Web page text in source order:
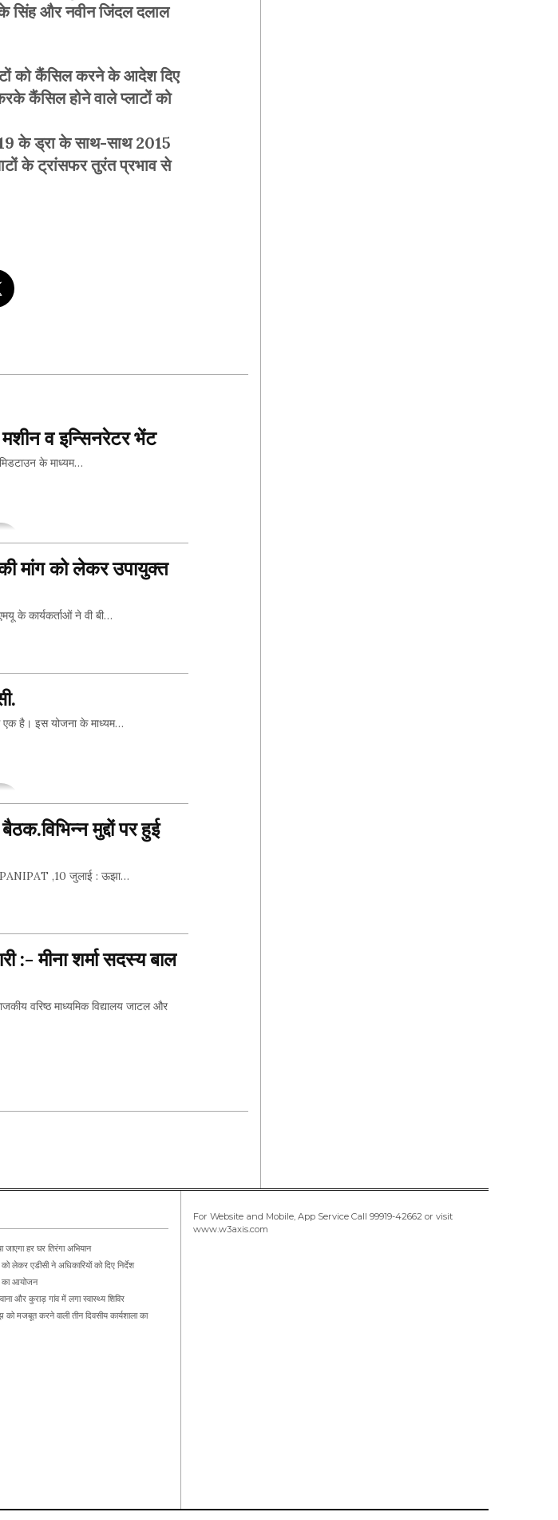
और नवीन जिंदल दलाल
को कैंसिल करने के आदेश दिए
कैंसिल होने वाले प्लाटों को
के ड्रा के साथ-साथ 2015
के ट्रांसफर तुरंत प्रभाव से
व इन्सिनरेटर भेंट
के माध्यम…
मांग को लेकर उपायुक्त
के कार्यकर्ताओं ने वी बी…
एक है। इस योजना के माध्यम…
मुद्दों पर हुई
PANIPAT ,10 जुलाई : ऊझा…
:- मीना शर्मा सदस्य बाल
वरिष्ठ माध्यमिक विद्यालय जाटल और
हर घर तिरंगा अभियान
लेकर एडीसी ने अधिकारियों को दिए निर्देश
का आयोजन
और कुराड़ गांव में लगा स्वास्थ्य शिविर
मजबूत करने वाली तीन दिवसीय कार्यशाला का
For Website and Mobile, App Service Call 99919-42662 or visit
www.w3axis.com